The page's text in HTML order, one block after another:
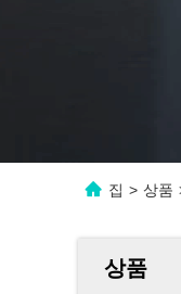
집 > 상품
상품